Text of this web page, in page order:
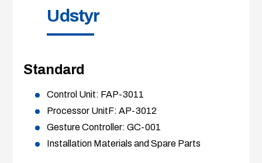
Udstyr
Standard
Control Unit: FAP-3011
Processor UnitF: AP-3012
Gesture Controller: GC-001
Installation Materials and Spare Parts